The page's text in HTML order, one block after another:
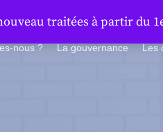
nous ? La gouvernance Les
traitées à partir du